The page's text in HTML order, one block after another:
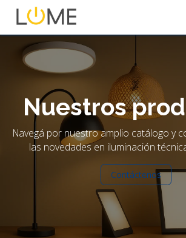
Nuestros
Navegá por nuestro amplio catálogo y
las novedades en iluminación
Contáctenos